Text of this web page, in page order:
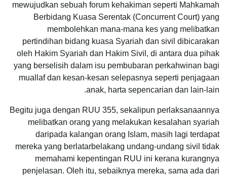
mewujudkan sebuah forum kehakiman seperti Mahkamah
Berbidang Kuasa Serentak (Concurrent Court) yang
membolehkan mana-mana kes yang melibatkan
pertindihan bidang kuasa Syariah dan sivil dibicarakan
oleh Hakim Syariah dan Hakim Sivil, di antara dua pihak
yang berselisih dalam isu pembubaran perkahwinan bagi
muallaf dan kesan-kesan selepasnya seperti penjagaan
anak, harta sepencarian dan lain-lain.
Begitu juga dengan RUU 355, sekalipun perlaksanaannya
melibatkan orang yang melakukan kesalahan syariah
daripada kalangan orang Islam, masih lagi terdapat
mereka yang berlatarbelakang undang-undang sivil tidak
memahami kepentingan RUU ini kerana kurangnya
penjelasan. Oleh itu, sebaiknya mereka, sama ada dari